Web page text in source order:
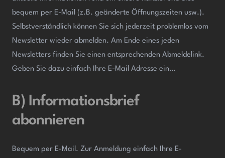
bequem per E-Mail (z.B. geänderte Öffnungszeiten usw.).
Selbstverständlich können Sie sich jederzeit problemlos vom
Newsletter wieder abmelden. Am Ende eines jeden
Newsletters finden Sie einen entsprechenden Abmeldelink.
Geben Sie dazu einfach Ihre E-Mail Adresse ein…
B) Informationsbrief
abonnieren
Bequem per E-Mail. Zur Anmeldung einfach Ihre E-